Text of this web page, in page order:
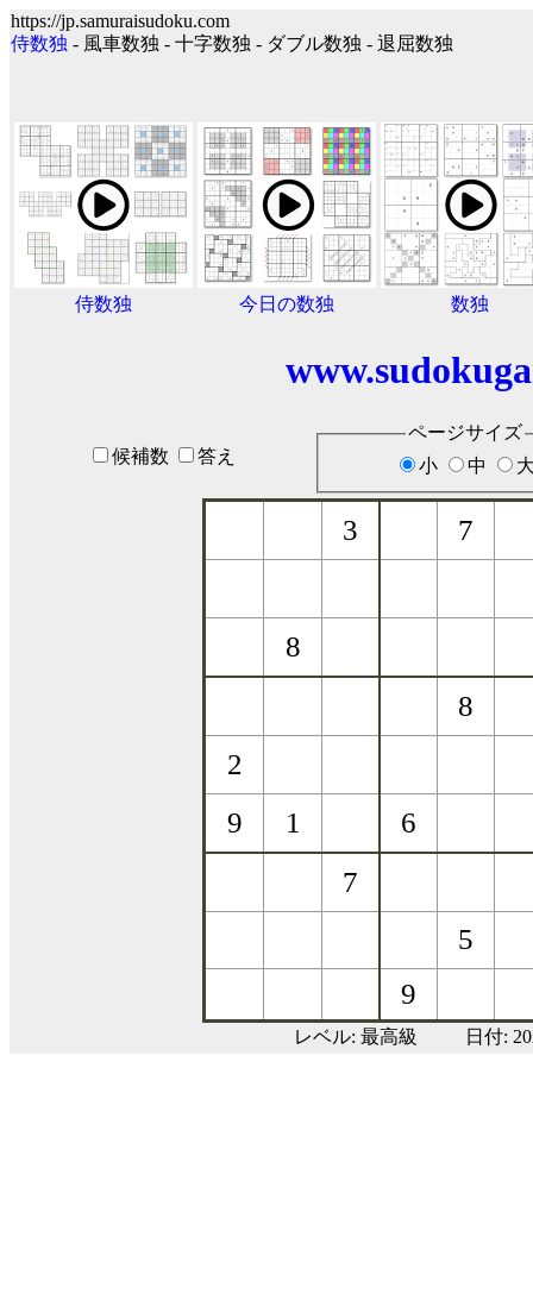
https://jp.samuraisudoku.com
侍数独 - 風車数独 - 十字数独 - ダブル数独 - 退屈数独
侍数独 今日の数独 数独
候補数 答え
ページサイズ
小
中
レベル: 最高級 日付: